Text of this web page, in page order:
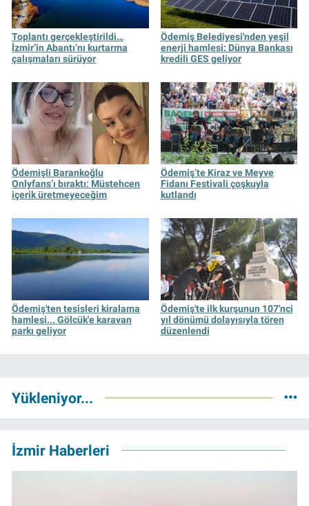
Toplantı gerçekleştirildi…
İzmir’in Abantı’nı kurtarma
çalışmaları sürüyor
Ödemiş Belediyesi'nden yeşil
enerji hamlesi: Dünya Bankası
kredili GES geliyor
Ödemişli Barankoğlu
Onlyfans’ı bıraktı: Müstehcen
içerik üretmeyeceğim
Ödemiş’te Kiraz ve Meyve
Fidanı Festivali çoşkuyla
kutlandı
Ödemiş'ten tesisleri kiralama
hamlesi... Gölcük'e karavan
parkı geliyor
Ödemiş'te ilk kurşunun 107'nci
yıl dönümü dolayısıyla tören
düzenlendi
Yükleniyor...
İzmir Haberleri